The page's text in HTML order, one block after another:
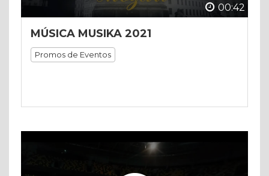
00:42
MÚSICA MUSIKA 2021
Promos de Eventos